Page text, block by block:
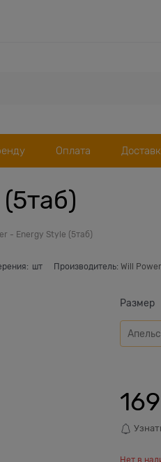
Оплата
- Energy Style (5таб)
шт Производитель: Will Power
Размер
169
Нет в